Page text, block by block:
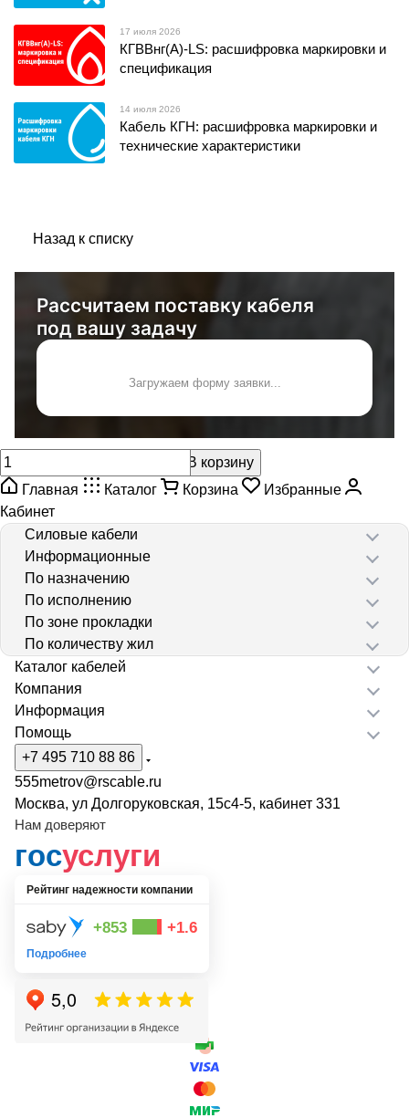
17 июля 2026
КГВВнг(А)-LS: расшифровка маркировки и
спецификация
14 июля 2026
Кабель КГН: расшифровка маркировки и
технические характеристики
Назад к списку
Рассчитаем поставку кабеля
под вашу задачу
Загружаем форму заявки...
В корзину
Главная
Каталог Корзина
Избранные
Кабинет
Силовые кабели
Информационные
По назначению
По исполнению
По зоне прокладки
По количеству жил
Каталог кабелей
Компания
Информация
Помощь
+7 495 710 88 86
555metrov@rscable.ru
Москва, ул Долгоруковская, 15с4-5, кабинет 331
Нам доверяют
госуслуги
Рейтинг надежности компании
+853 +1.6
Подробнее